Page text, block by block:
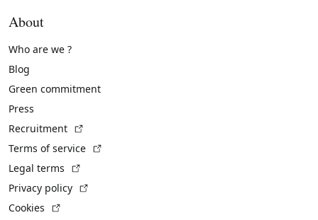
About
Who are we ?
Blog
Green commitment
Press
Recruitment
Terms of service
Legal terms
Privacy policy
Cookies